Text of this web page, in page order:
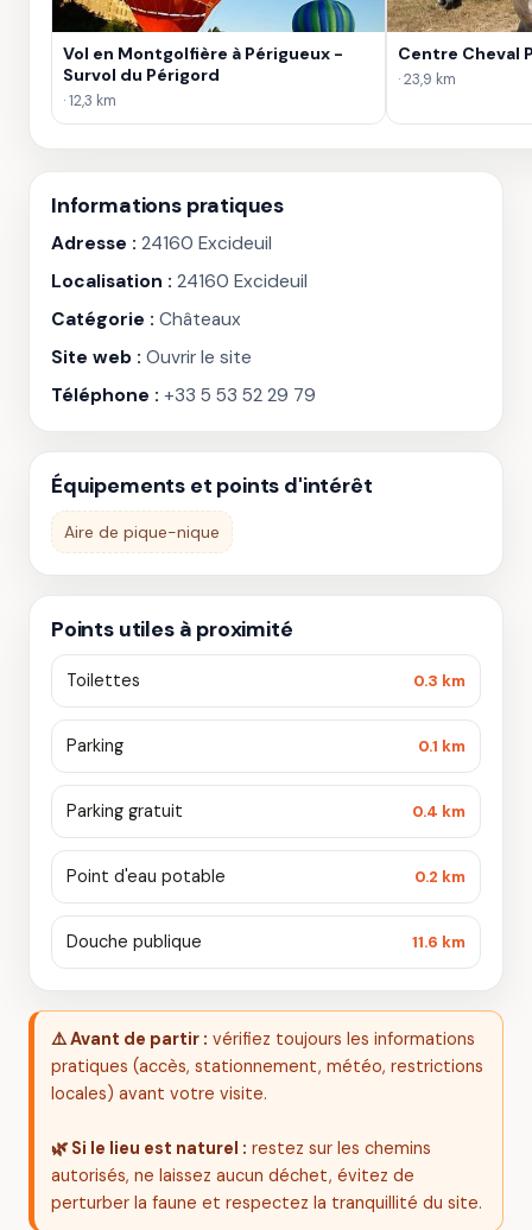
Vol en Montgolfière à Périgueux -
Survol du Périgord
· 12,3 km
Centre Cheval
· 23,9 km
Informations pratiques
Adresse : 24160 Excideuil
Localisation : 24160 Excideuil
Catégorie : Châteaux
Site web : Ouvrir le site
Téléphone : +33 5 53 52 29 79
Équipements et points d'intérêt
Aire de pique-nique
Points utiles à proximité
Toilettes 0.3 km
Parking 0.1 km
Parking gratuit 0.4 km
Point d'eau potable 0.2 km
Douche publique 11.6 km
⚠️ Avant de partir : vérifiez toujours les informations
pratiques (accès, stationnement, météo, restrictions
locales) avant votre visite.
🌿 Si le lieu est naturel : restez sur les chemins
autorisés, ne laissez aucun déchet, évitez de
perturber la faune et respectez la tranquillité du site.